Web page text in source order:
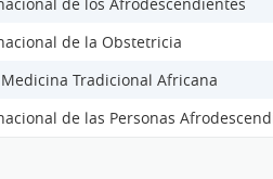
de la Obstetricia
Tradicional Africana
de las Personas